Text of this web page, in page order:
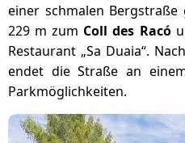
einer schmalen
229 m zum Coll des Racó
Restaurant „Sa Duaia“.
endet die Straße an
Parkmöglichkeiten.